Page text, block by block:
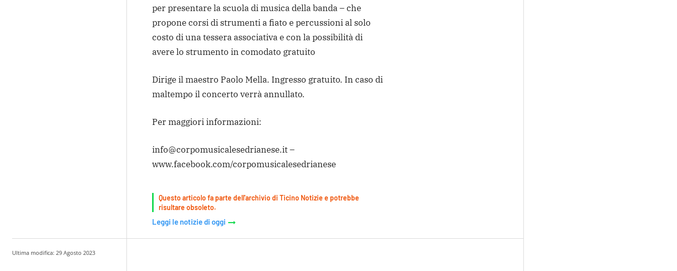
per presentare la scuola di musica della banda – che
propone corsi di strumenti a fiato e percussioni al solo
costo di una tessera associativa e con la possibilità di
avere lo strumento in comodato gratuito
Dirige il maestro Paolo Mella. Ingresso gratuito. In caso di
maltempo il concerto verrà annullato.
Per maggiori informazioni:
info@corpomusicalesedrianese.it –
www.facebook.com/corpomusicalesedrianese
Questo articolo fa parte dell'archivio di Ticino Notizie e potrebbe
risultare obsoleto.
Leggi le notizie di oggi
Ultima modifica: 29 Agosto 2023